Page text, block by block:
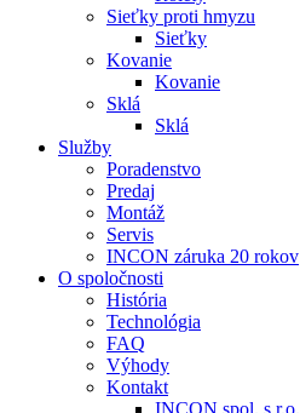
Sieťky proti hmyzu
Sieťky
Kovanie
Kovanie
Sklá
Sklá
Služby
Poradenstvo
Predaj
Montáž
Servis
INCON záruka 20 rokov
O spoločnosti
História
Technológia
FAQ
Výhody
Kontakt